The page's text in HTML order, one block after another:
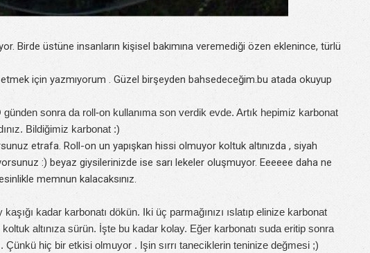
Birde üstüne insanların kişisel bakımına veremediği özen eklenince, türlü
etmek için yazmıyorum . Güzel birşeyden bahsedeceğim.bu atada okuyup
günden sonra da roll-on kullanıma son verdik evde. Artık hepimiz karbonat
Bildiğimiz karbonat :)
etrafa. Roll-on un yapışkan hissi olmuyor koltuk altınızda , siyah
:) beyaz giysilerinizde ise sarı lekeler oluşmuyor. Eeeeee daha ne
memnun kalacaksınız.
kadar karbonatı dökün. Iki üç parmağınızı ıslatıp elinize karbonat
koltuk altınıza sürün. İşte bu kadar kolay. Eğer karbonatı suda eritip sonra
Çünkü hiç bir etkisi olmuyor . Işin sırrı taneciklerin teninize değmesi ;)